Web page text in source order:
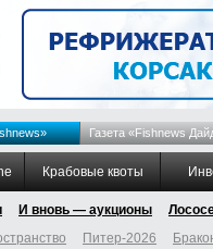
Газета «Fishnews
Крабовые квоты
И вновь — аукционы
Питер-2026